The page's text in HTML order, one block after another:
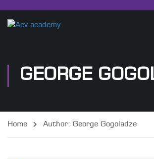
GEORGE
Home Author: George Gogoladze